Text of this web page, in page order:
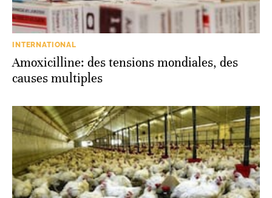
INTERNATIONAL
Amoxicilline: des tensions mondiales, des
causes multiples